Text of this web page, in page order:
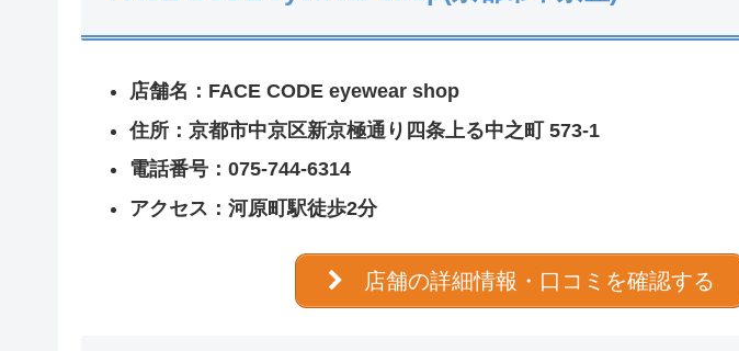
店舗名：FACE CODE eyewear shop
住所：京都市中京区新京極通り四条上る中之町 573-1
電話番号：075-744-6314
アクセス：河原町駅徒歩2分
店舗の詳細情報・口コミを確認する